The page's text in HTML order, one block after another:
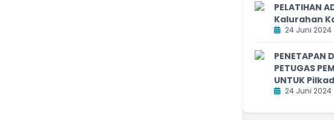
PELATIHAN
Kalurahan
24 Juni 2024
PENETAPAN
PETUGAS
UNTUK
24 Juni 2024